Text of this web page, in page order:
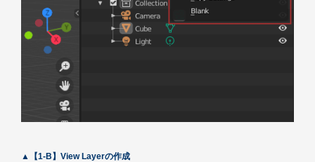
▲【1-B】View Layerの作成